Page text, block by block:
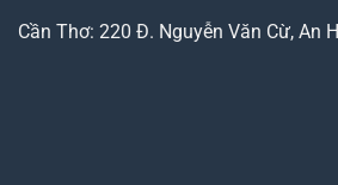
Cần Thơ: 220 Đ. Nguyễn Văn Cừ, An